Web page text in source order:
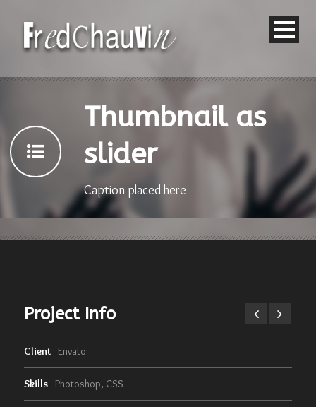
Thumbnail as
slider
Caption placed here
Project Info
Client Envato
Skills Photoshop, CSS